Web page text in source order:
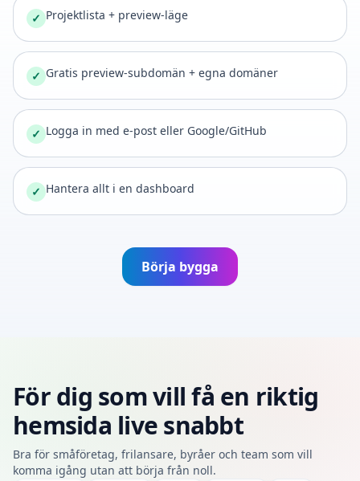
✓ Projektlista + preview-läge
✓ Gratis preview-subdomän + egna domäner
✓ Logga in med e-post eller Google/GitHub
✓ Hantera allt i en dashboard
Börja bygga
För dig som vill få en riktig
hemsida live snabbt
Bra för småföretag, frilansare, byråer och team som vill
komma igång utan att börja från noll.